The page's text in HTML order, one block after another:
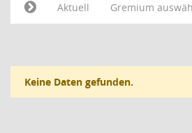
Aktuell
Gremium
Keine Daten gefunden.